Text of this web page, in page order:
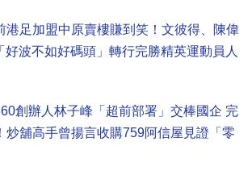
港足加盟中原賣樓賺到笑！文彼得、陳偉
好波不如好碼頭」轉行完勝精英運動員人
創辦人林子峰「超前部署」交棒國企 完
炒舖高手曾揚言收購759阿信屋見證「零